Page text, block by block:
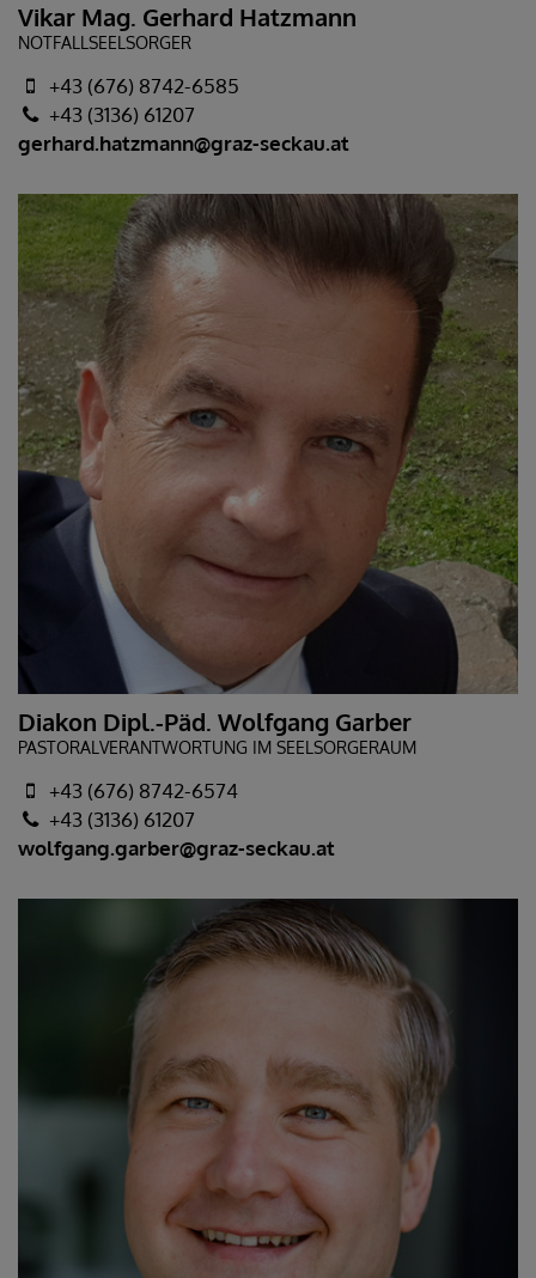
Vikar Mag. Gerhard Hatzmann
NOTFALLSEELSORGER
+43 (676) 8742-6585
+43 (3136) 61207
gerhard.hatzmann@graz-seckau.at
Diakon Dipl.-Päd. Wolfgang Garber
PASTORALVERANTWORTUNG IM SEELSORGERAUM
+43 (676) 8742-6574
+43 (3136) 61207
wolfgang.garber@graz-seckau.at